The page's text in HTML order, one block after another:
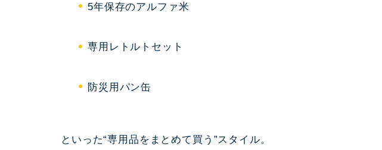
5年保存のアルファ米
専用レトルトセット
防災用パン缶
といった“専用品をまとめて買う”スタイル。